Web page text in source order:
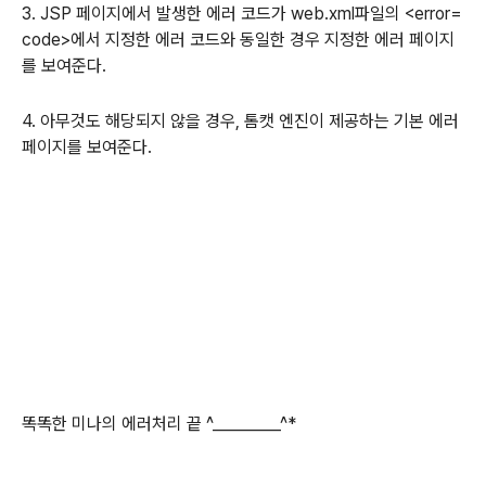
3. JSP 페이지에서 발생한 에러 코드가 web.xml파일의 <error=
code>에서 지정한 에러 코드와 동일한 경우 지정한 에러 페이지
를 보여준다.
4. 아무것도 해당되지 않을 경우, 톰캣 엔진이 제공하는 기본 에러
페이지를 보여준다.
똑똑한 미나의 에러처리 끝 ^_________^*